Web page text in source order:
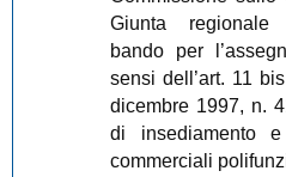
Giunta regionale
bando per
sensi dell’art. 11
dicembre 1997, n.
di insediamento
commerciali